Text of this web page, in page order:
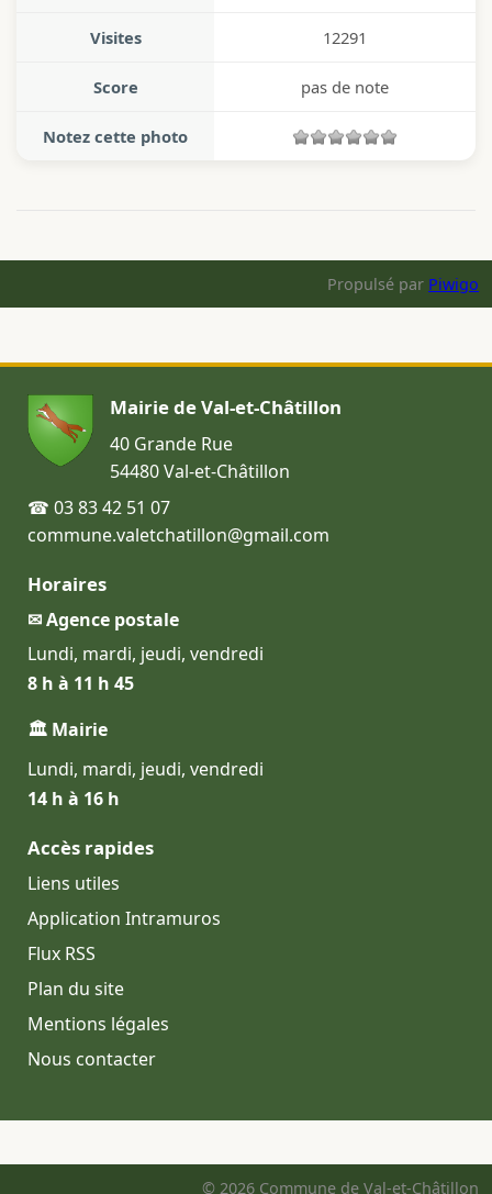
Visites 12291
Score pas de note
Notez cette photo
Propulsé par Piwigo
Mairie de Val-et-Châtillon
40 Grande Rue
54480 Val-et-Châtillon
☎ 03 83 42 51 07
commune.valetchatillon@gmail.com
Horaires
✉ Agence postale
Lundi, mardi, jeudi, vendredi
8 h à 11 h 45
🏛 Mairie
Lundi, mardi, jeudi, vendredi
14 h à 16 h
Accès rapides
Liens utiles
Application Intramuros
Flux RSS
Plan du site
Mentions légales
Nous contacter
© 2026 Commune de Val-et-Châtillon